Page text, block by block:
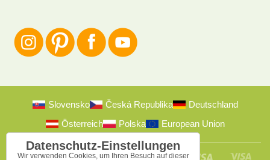
Slovensko Česká Republika
Deutschland
Österreich
Polska European Union
Datenschutz-Einstellungen
Wir verwenden Cookies, um Ihren Besuch auf dieser